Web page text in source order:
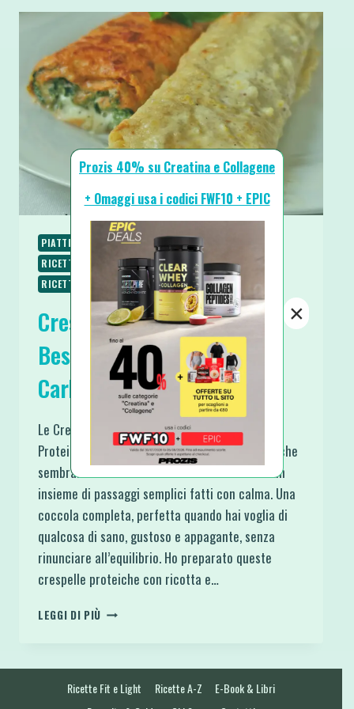
PIATTI UNICI RICETTE
RICETTE BASE
RICETTE LOW CARB
RICETTE PROTEICHE
RICETTE SALATE
RICETTE SENZA BURRO
Crespelle Ricotta Spinaci e
Besciamella Proteiche Low
Carb
Le Crespelle Ricotta Spinaci e Besciamella
Proteiche Low Carb sono una di quelle ricette che
sembrano elaborate… ma in realtà sono solo un
insieme di passaggi semplici fatti con calma. Una
coccola completa, perfetta quando hai voglia di
qualcosa di sano, gustoso e appagante, senza
rinunciare all’equilibrio. Ho preparato queste
crespelle proteiche con ricotta e…
LEGGI DI PIÙ CRESPELLE
PROTEICHE
Ricette Fit e Light Ricette A-Z
E-Book & Libri
Prozis 40% su Creatina e Collagene
+ Omaggi usa i codici FWF10 + EPIC
×